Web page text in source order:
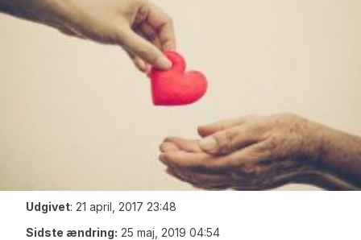
Udgivet: 21 april, 2017 23:48
Sidste ændring: 25 maj, 2019 04:54